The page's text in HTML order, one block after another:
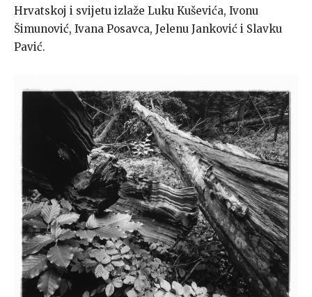
Hrvatskoj i svijetu izlaže Luku Kuševića, Ivonu
Šimunović, Ivana Posavca, Jelenu Janković i Slavku
Pavić.